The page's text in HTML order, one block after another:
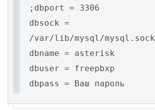
;dbport = 3306
dbsock =
/var/lib/mysql/mysql.sock
dbname = asterisk
dbuser = freepbxp
dbpass = Ваш пароль